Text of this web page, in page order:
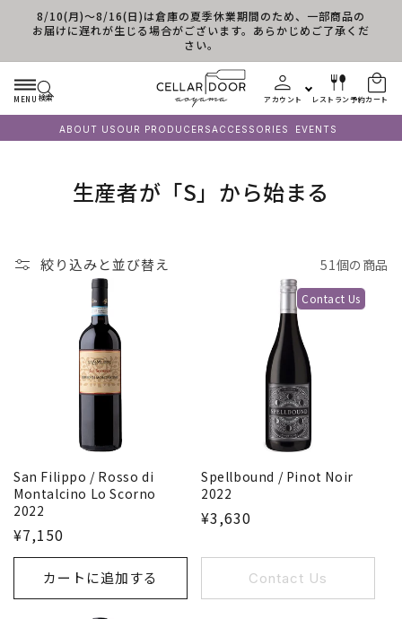
コンテンツに進む
8/10(月)～8/16(日)は倉庫の夏季休業期間のため、一部商品の
お届けに遅れが生じる場合がございます。あらかじめご了承くだ
さい。
MENU 検索 アカウント レストラン予約カート
ABOUT US OUR PRODUCERSACCESSORIES EVENTS
コ
シ
ョ
ン
:
生産者が「S」から始まる
絞り込みと並び替え 51個の商品
San Filippo / Rosso di
Montalcino Lo Scorno
2022
¥7,150
カートに追加する
Contact Us
Spellbound / Pinot Noir
2022
¥3,630
Contact Us